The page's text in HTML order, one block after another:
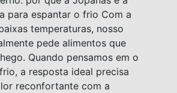
para espantar o frio Com a
temperaturas, nosso
pede alimentos que
Quando pensamos em o
a resposta ideal precisa
reconfortante com a